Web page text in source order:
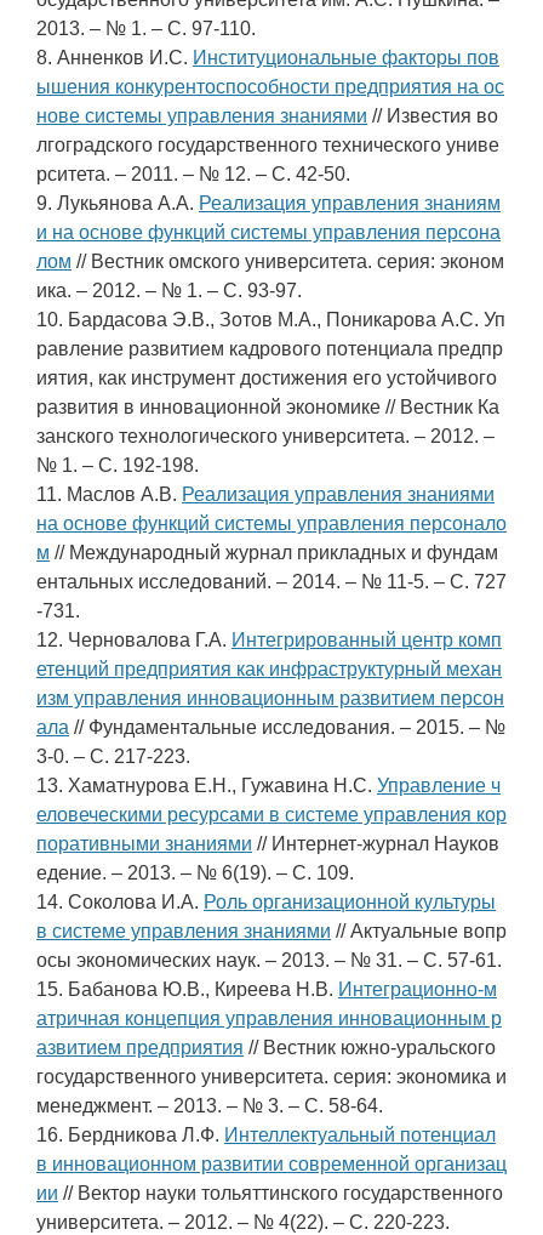
2013. – № 1. – С. 97-110.
8. Анненков И.С. Институциональные факторы пов
ышения конкурентоспособности предприятия на ос
нове системы управления знаниями // Известия во
лгоградского государственного технического униве
рситета. – 2011. – № 12. – С. 42-50.
9. Лукьянова А.А. Реализация управления знаниям
и на основе функций системы управления персона
лом // Вестник омского университета. серия: эконом
ика. – 2012. – № 1. – С. 93-97.
10. Бардасова Э.В., Зотов М.А., Поникарова А.С. Уп
равление развитием кадрового потенциала предпр
иятия, как инструмент достижения его устойчивого
развития в инновационной экономике // Вестник Ка
занского технологического университета. – 2012. –
№ 1. – С. 192-198.
11. Маслов А.В. Реализация управления знаниями
на основе функций системы управления персонало
м // Международный журнал прикладных и фундам
ентальных исследований. – 2014. – № 11-5. – С. 727
-731.
12. Черновалова Г.А. Интегрированный центр комп
етенций предприятия как инфраструктурный механ
изм управления инновационным развитием персон
ала // Фундаментальные исследования. – 2015. – №
3-0. – С. 217-223.
13. Хаматнурова Е.Н., Гужавина Н.С. Управление ч
еловеческими ресурсами в системе управления кор
поративными знаниями // Интернет-журнал Науков
едение. – 2013. – № 6(19). – С. 109.
14. Соколова И.А. Роль организационной культуры
в системе управления знаниями // Актуальные вопр
осы экономических наук. – 2013. – № 31. – С. 57-61.
15. Бабанова Ю.В., Киреева Н.В. Интеграционно-м
атричная концепция управления инновационным р
азвитием предприятия // Вестник южно-уральского
государственного университета. серия: экономика и
менеджмент. – 2013. – № 3. – С. 58-64.
16. Бердникова Л.Ф. Интеллектуальный потенциал
в инновационном развитии современной организац
ии // Вектор науки тольяттинского государственного
университета. – 2012. – № 4(22). – С. 220-223.